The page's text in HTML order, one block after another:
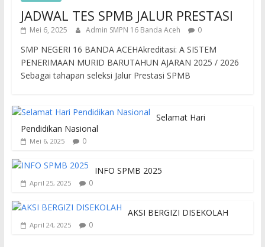
JADWAL TES SPMB JALUR PRESTASI
Mei 6, 2025 Admin SMPN 16 Banda Aceh 0
SMP NEGERI 16 BANDA ACEHAkreditasi: A SISTEM
PENERIMAAN MURID BARUTAHUN AJARAN 2025 / 2026
Sebagai tahapan seleksi Jalur Prestasi SPMB
Selamat Hari
Pendidikan Nasional
Mei 6, 2025 0
INFO SPMB 2025
April 25, 2025 0
AKSI BERGIZI DISEKOLAH
April 24, 2025 0